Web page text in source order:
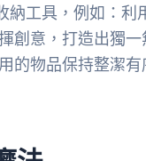
工具，例如：利
創意，打造出獨
的物品保持整潔有